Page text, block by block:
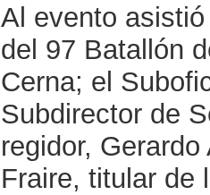
Al evento
del 97 Batallón
Cerna; el
Subdirector de
regidor,
Fraire, titular de